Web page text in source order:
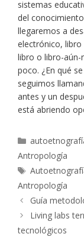
sistemas
del
llegaremos a
electrónico,
libro o libro-aún-
poco. ¿En qué
seguimos
antes y un
está abriendo
Categorías
Antropología
Etiquetas
Antropología
Guía
Living labs
tecnológicos